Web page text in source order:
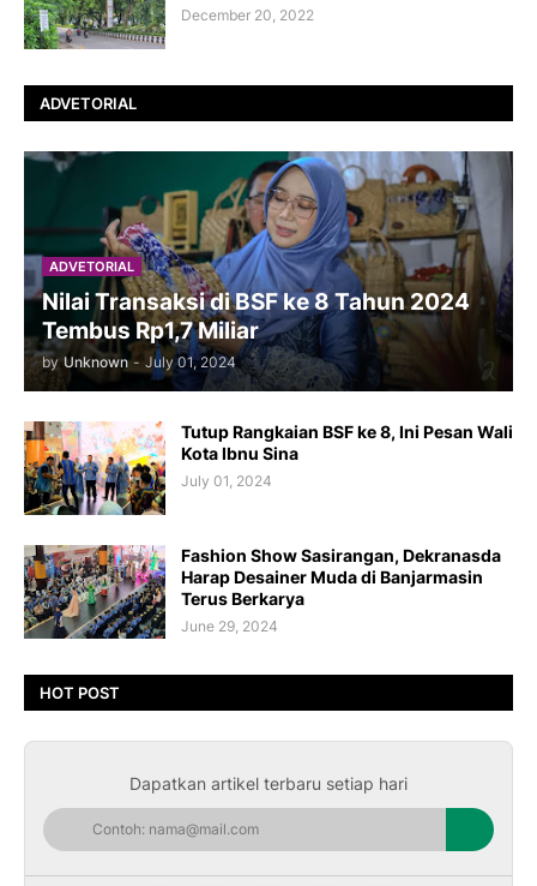
December 20, 2022
ADVETORIAL
ADVETORIAL
Nilai Transaksi di BSF ke 8 Tahun 2024
Tembus Rp1,7 Miliar
by Unknown - July 01, 2024
Tutup Rangkaian BSF ke 8, Ini Pesan Wali
Kota Ibnu Sina
July 01, 2024
Fashion Show Sasirangan, Dekranasda
Harap Desainer Muda di Banjarmasin
Terus Berkarya
June 29, 2024
HOT POST
Dapatkan artikel terbaru setiap hari